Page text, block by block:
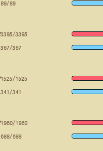
89/89
3395/3395
367/367
1525/1525
341/341
1960/1960
688/688